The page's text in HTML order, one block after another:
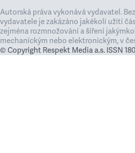
Autorská práva vykonává vydavatel.
vydavatele je zakázáno jakékoli užití
zejména rozmnožování a šíření
mechanickým nebo elektronickým, v
© Copyright Respekt Media a.s. ISSN